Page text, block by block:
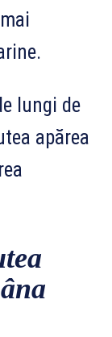
lungi de
apărea